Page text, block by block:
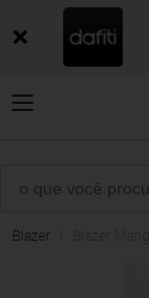
Blazer